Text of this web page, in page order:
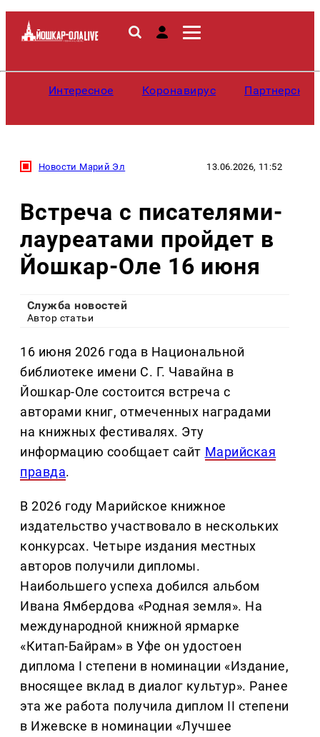
Интересное Коронавирус
Новости Марий Эл 13.06.2026, 11:52
Встреча с писателями-
лауреатами пройдет в
Йошкар-Оле 16 июня
Служба новостей
Автор статьи
16 июня 2026 года в Национальной
библиотеке имени С. Г. Чавайна в
Йошкар-Оле состоится встреча с
авторами книг, отмеченных наградами
на книжных фестивалях. Эту
информацию сообщает сайт Марийская
правда.
В 2026 году Марийское книжное
издательство участвовало в нескольких
конкурсах. Четыре издания местных
авторов получили дипломы.
Наибольшего успеха добился альбом
Ивана Ямбердова «Родная земля». На
международной книжной ярмарке
«Китап-Байрам» в Уфе он удостоен
диплома I степени в номинации «Издание,
вносящее вклад в диалог культур». Ранее
эта же работа получила диплом II степени
в Ижевске в номинации «Лучшее